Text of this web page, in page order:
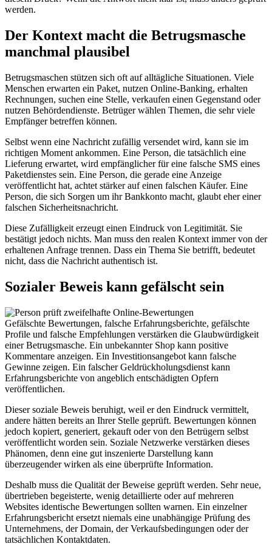
werden.
Der Kontext macht die Betrugsmasche
manchmal plausibel
Betrugsmaschen stützen sich oft auf alltägliche Situationen. Viele
Menschen erwarten ein Paket, nutzen Online-Banking, erhalten
Rechnungen, suchen eine Stelle, verkaufen einen Gegenstand oder
nutzen Behördendienste. Betrüger wählen Themen, die sehr viele
Empfänger betreffen können.
Selbst wenn eine Nachricht zufällig versendet wird, kann sie im
richtigen Moment ankommen. Eine Person, die tatsächlich eine
Lieferung erwartet, wird empfänglicher für eine falsche SMS eines
Paketdienstes sein. Eine Person, die gerade eine Anzeige
veröffentlicht hat, achtet stärker auf einen falschen Käufer. Eine
Person, die sich Sorgen um ihr Bankkonto macht, glaubt eher einer
falschen Sicherheitsnachricht.
Diese Zufälligkeit erzeugt einen Eindruck von Legitimität. Sie
bestätigt jedoch nichts. Man muss den realen Kontext immer von der
erhaltenen Anfrage trennen. Dass ein Thema Sie betrifft, bedeutet
nicht, dass die Nachricht authentisch ist.
Sozialer Beweis kann gefälscht sein
Gefälschte Bewertungen, falsche Erfahrungsberichte, gefälschte
Profile und falsche Empfehlungen verstärken die Glaubwürdigkeit
einer Betrugsmasche. Ein unbekannter Shop kann positive
Kommentare anzeigen. Ein Investitionsangebot kann falsche
Gewinne zeigen. Ein falscher Geldrückholungsdienst kann
Erfahrungsberichte von angeblich entschädigten Opfern
veröffentlichen.
Dieser soziale Beweis beruhigt, weil er den Eindruck vermittelt,
andere hätten bereits an Ihrer Stelle geprüft. Bewertungen können
jedoch kopiert, generiert, gekauft oder von den Betrügern selbst
veröffentlicht worden sein. Soziale Netzwerke verstärken dieses
Phänomen, denn eine gut inszenierte Darstellung kann
überzeugender wirken als eine überprüfte Information.
Deshalb muss die Qualität der Beweise geprüft werden. Sehr neue,
übertrieben begeisterte, wenig detaillierte oder auf mehreren
Websites identische Bewertungen sollten warnen. Ein einzelner
Erfahrungsbericht ersetzt niemals eine unabhängige Prüfung des
Unternehmens, der Domain, der Verkaufsbedingungen oder der
tatsächlichen Kontaktdaten.